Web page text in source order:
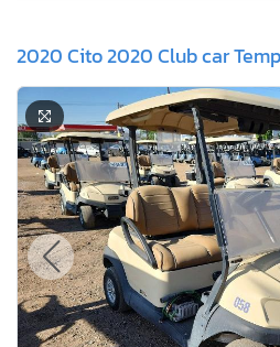
2020 Cito 2020 Club car